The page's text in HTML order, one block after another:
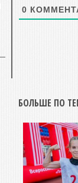
0
БОЛЬШЕ ПО